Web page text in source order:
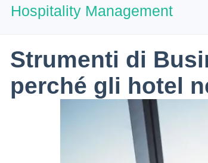
Hospitality Management
Strumenti di
perché gli hotel